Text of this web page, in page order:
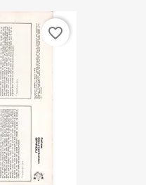
favorite_border